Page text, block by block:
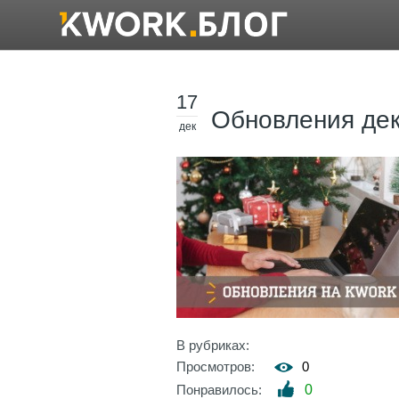
17
дек Обновления
В рубриках:
Просмотров:
0
Понравилось:
0